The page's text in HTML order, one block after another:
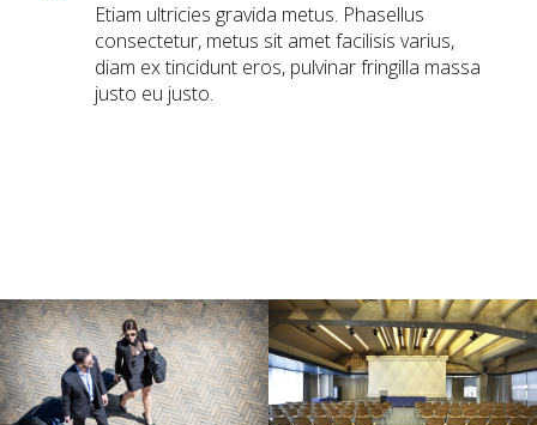
Etiam ultricies gravida metus. Phasellus
consectetur, metus sit amet facilisis varius,
diam ex tincidunt eros, pulvinar fringilla massa
justo eu justo.